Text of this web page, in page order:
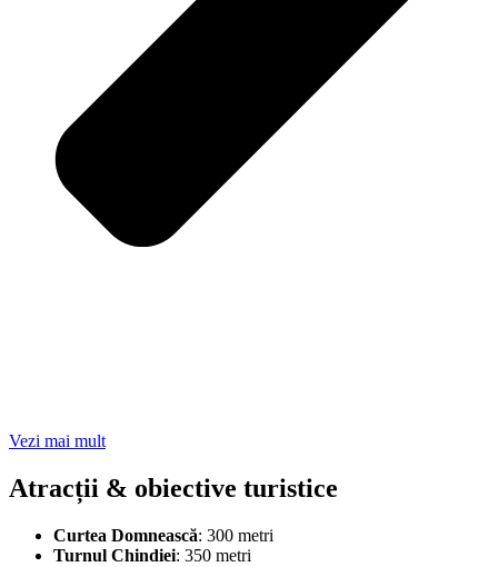
Vezi mai mult
Atracții & obiective turistice
Curtea Domnească: 300 metri
Turnul Chindiei: 350 metri